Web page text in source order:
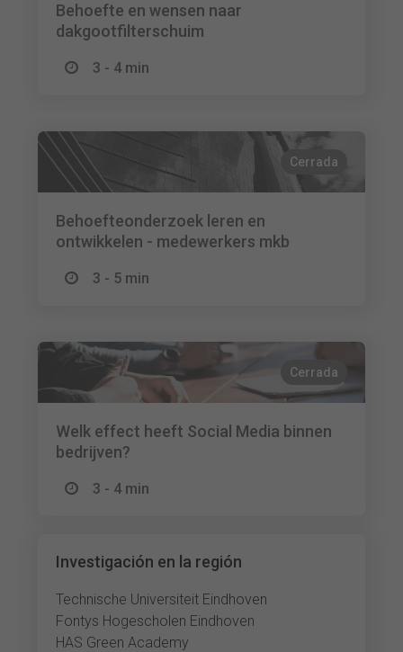
Behoefte en wensen naar
dakgootfilterschuim
3 - 4 min
Cerrada
Behoefteonderzoek leren en
ontwikkelen - medewerkers mkb
3 - 5 min
Cerrada
Welk effect heeft Social Media binnen
bedrijven?
3 - 4 min
Investigación en la región
Technische Universiteit Eindhoven
Fontys Hogescholen Eindhoven
HAS Green Academy